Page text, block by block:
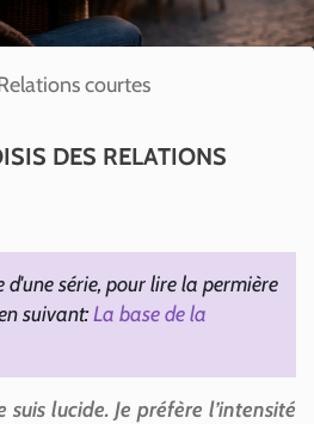
courtes
DES RELATIONS
série, pour lire la permière
suivant:La base de la
suis lucide. Je préfère l’intensité